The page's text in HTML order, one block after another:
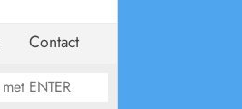
Contact